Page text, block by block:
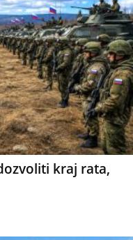
kraj rata,